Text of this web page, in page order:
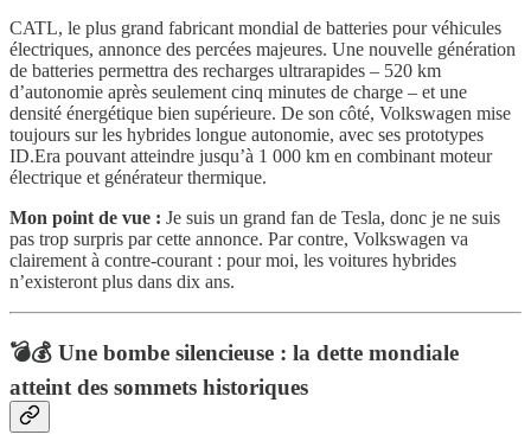
CATL, le plus grand fabricant mondial de batteries pour véhicules
électriques, annonce des percées majeures. Une nouvelle génération
de batteries permettra des recharges ultrarapides – 520 km
d’autonomie après seulement cinq minutes de charge – et une
densité énergétique bien supérieure. De son côté, Volkswagen mise
toujours sur les hybrides longue autonomie, avec ses prototypes
ID.Era pouvant atteindre jusqu’à 1 000 km en combinant moteur
électrique et générateur thermique.
Mon point de vue : Je suis un grand fan de Tesla, donc je ne suis
pas trop surpris par cette annonce. Par contre, Volkswagen va
clairement à contre-courant : pour moi, les voitures hybrides
n’existeront plus dans dix ans.
💣💰 Une bombe silencieuse : la dette mondiale
atteint des sommets historiques